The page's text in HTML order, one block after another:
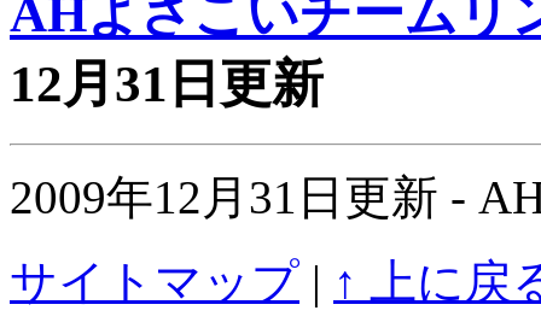
AHよさこいチームリ
12月31日更新
2009年12月31日更新 -
サイトマップ | ↑ 上に戻